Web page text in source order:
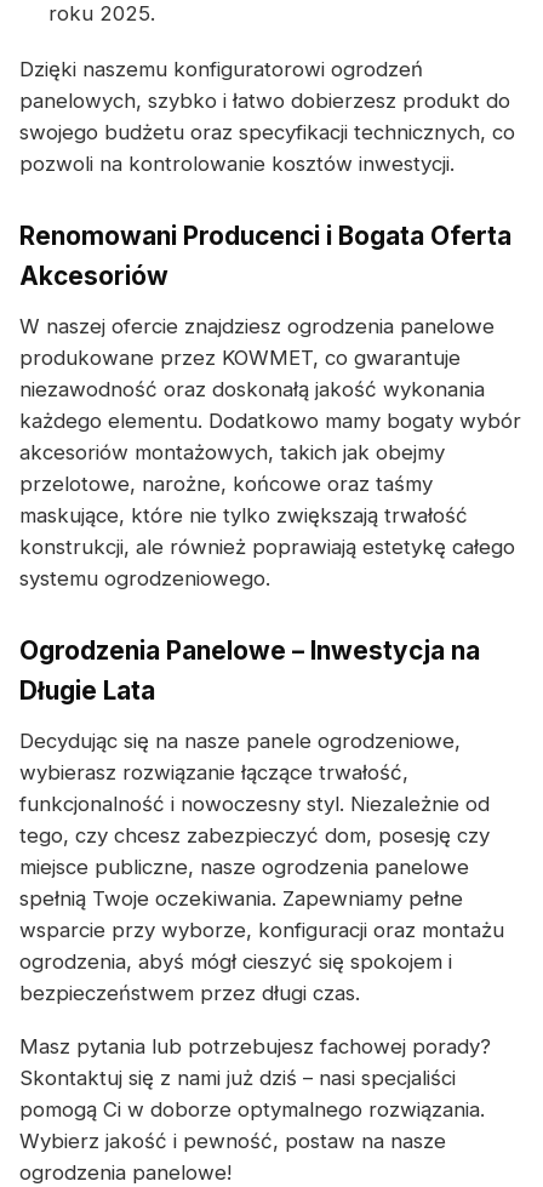
roku 2025.
Dzięki naszemu konfiguratorowi ogrodzeń
panelowych, szybko i łatwo dobierzesz produkt do
swojego budżetu oraz specyfikacji technicznych, co
pozwoli na kontrolowanie kosztów inwestycji.
Renomowani Producenci i Bogata Oferta
Akcesoriów
W naszej ofercie znajdziesz ogrodzenia panelowe
produkowane przez KOWMET, co gwarantuje
niezawodność oraz doskonałą jakość wykonania
każdego elementu. Dodatkowo mamy bogaty wybór
akcesoriów montażowych, takich jak obejmy
przelotowe, narożne, końcowe oraz taśmy
maskujące, które nie tylko zwiększają trwałość
konstrukcji, ale również poprawiają estetykę całego
systemu ogrodzeniowego.
Ogrodzenia Panelowe – Inwestycja na
Długie Lata
Decydując się na nasze panele ogrodzeniowe,
wybierasz rozwiązanie łączące trwałość,
funkcjonalność i nowoczesny styl. Niezależnie od
tego, czy chcesz zabezpieczyć dom, posesję czy
miejsce publiczne, nasze ogrodzenia panelowe
spełnią Twoje oczekiwania. Zapewniamy pełne
wsparcie przy wyborze, konfiguracji oraz montażu
ogrodzenia, abyś mógł cieszyć się spokojem i
bezpieczeństwem przez długi czas.
Masz pytania lub potrzebujesz fachowej porady?
Skontaktuj się z nami już dziś – nasi specjaliści
pomogą Ci w doborze optymalnego rozwiązania.
Wybierz jakość i pewność, postaw na nasze
ogrodzenia panelowe!